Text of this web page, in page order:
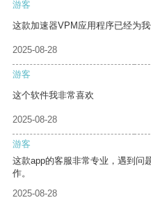
游客
这款加速器VPM应用程序已经为
2025-08-28
游客
这个软件我非常喜欢
2025-08-28
游客
这款app的客服非常专业，遇到问
作。
2025-08-28